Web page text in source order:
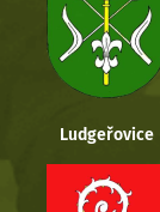
Ludgeřovice